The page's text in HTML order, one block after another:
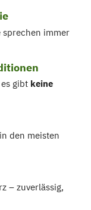
sprechen immer
gibt keine
den meisten
– zuverlässig,